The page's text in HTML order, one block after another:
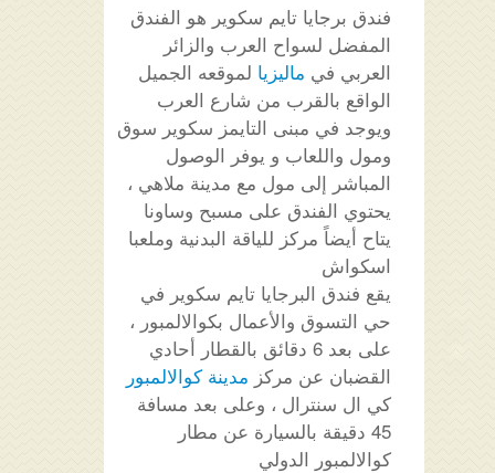
فندق برجايا تايم سكوير هو الفندق
المفضل لسواح العرب والزائر
العربي في ماليزيا لموقعه الجميل
الواقع بالقرب من شارع العرب
ويوجد في مبنى التايمز سكوير سوق
ومول واللعاب و يوفر الوصول
المباشر إلى مول مع مدينة ملاهي ،
يحتوي الفندق على مسبح وساونا
يتاح أيضاً مركز للياقة البدنية وملعبا
اسكواش
يقع فندق البرجايا تايم سكوير في
حي التسوق والأعمال بكوالالمبور ،
على بعد 6 دقائق بالقطار أحادي
القضبان عن مركز مدينة كوالالمبور
كي ال سنترال ، وعلى بعد مسافة
45 دقيقة بالسيارة عن مطار
كوالالمبور الدولي